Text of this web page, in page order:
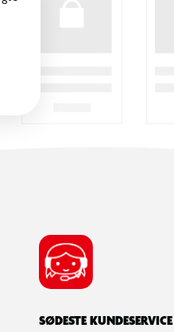
SØDESTE KUNDESERVICE